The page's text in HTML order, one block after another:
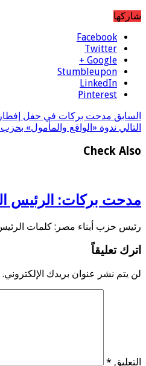
شاركها
Facebook
Twitter
Google +
Stumbleupon
LinkedIn
Pinterest
السابق مدحت بركات في حفل
التالي ندوة «الواقع والمأمول» بحزب
Check Also
مدحت بركات: الرئيس
رئيس حزب أبناء مصر: كلمات
اترك تعليقاً
لن يتم نشر عنوان بريدك الإلكتروني.
التعليق *